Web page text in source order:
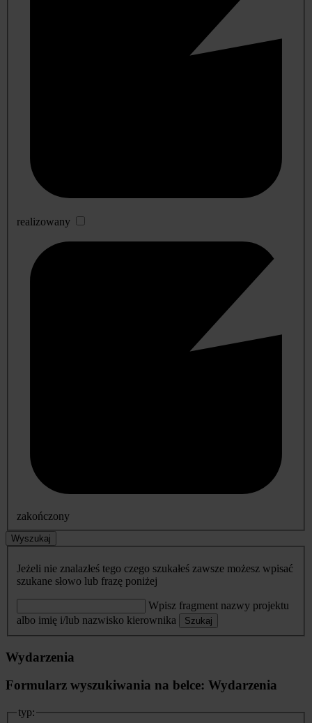
realizowany
zakończony
Wyszukaj
Jeżeli nie znalazłeś tego czego szukałeś zawsze możesz wpisać
szukane słowo lub frazę poniżej
Wpisz fragment nazwy projektu
albo imię i/lub nazwisko kierownika
Szukaj
Wydarzenia
Formularz wyszukiwania na belce: Wydarzenia
typ: